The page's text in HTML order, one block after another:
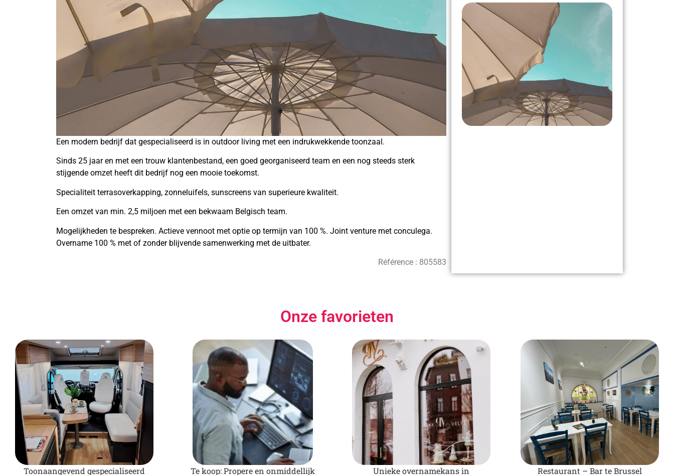
Een modern bedrijf dat gespecialiseerd is in outdoor living met een indrukwekkende toonzaal.
Sinds 25 jaar en met een trouw klantenbestand, een goed georganiseerd team en een nog steeds sterk
stijgende omzet heeft dit bedrijf nog een mooie toekomst.
Specialiteit terrasoverkapping, zonneluifels, sunscreens van superieure kwaliteit.
Een omzet van min. 2,5 miljoen met een bekwaam Belgisch team.
Mogelijkheden te bespreken. Actieve vennoot met optie op termijn van 100 %. Joint venture met conculega.
Overname 100 % met of zonder blijvende samenwerking met de uitbater.
Référence : 805583
Onze favorieten
Toonaangevend gespecialiseerd
Te koop: Propere en onmiddellijk
Unieke overnamekans in
Restaurant – Bar te Brussel